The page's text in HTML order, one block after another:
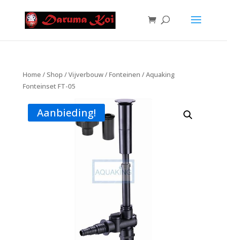
Home /Shop /Vijverbouw/Fonteinen / Aquaking
Fonteinset FT-05
Aanbieding!